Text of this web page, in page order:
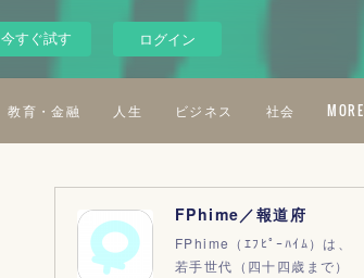
今すぐ試す ログイン
教育・金融 人生 ビジネス 社会 MORE
FPhime／報道府
FPhime（ｴﾌﾋﾟｰﾊｲﾑ）は、
若手世代（四十四歳まで）